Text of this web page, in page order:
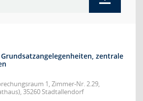
zentrale
1, Zimmer-Nr. 2.29,
35260 Stadtallendorf